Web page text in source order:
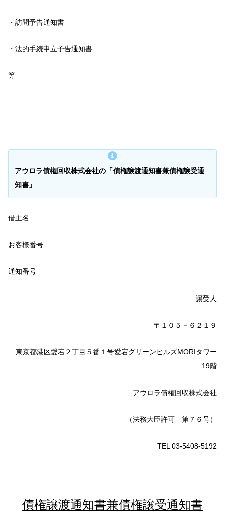
・訪問予告通知書
・法的手続申立予告通知書
等
アウロラ債権回収株式会社の「債権譲渡通知書兼債権譲受通
知書」
借主名
お客様番号
通知番号
譲受人
〒１０５－６２１９
東京都港区愛宕２丁目５番１号愛宕グリーンヒルズMORIタワー
19階
アウロラ債権回収株式会社
（法務大臣許可 第７６号）
TEL 03-5408-5192
債権譲渡通知書兼債権譲受通知書